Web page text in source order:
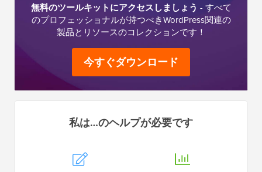
無料のツールキットにアクセスしましょう - すべて
のプロフェッショナルが持つべきWordPress関連の
製品とリソースのコレクションです！
今すぐダウンロード
私は…のヘルプが必要です